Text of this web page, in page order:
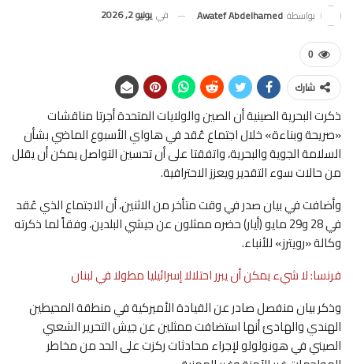
بواسطة Awatef Abdelhamed في يونيو 2, 2026
0
شارك
ذكرت البحرية الصينية أن الصين والولايات المتحدة أجرتا مناقشات
«صريحة وبناءة» خلال اجتماع عُقد في هاواي الأسبوع الماضي بشأن
السلامة الجوية والبحرية، واتفقتا على أن تحسين التواصل يمكن أن يقلل
من حالات سوء التقدير ويعزز الاحترافية.
وأضافت في بيان صدر في وقت متأخر من الاثنين، أن الاجتماع الذي عُقد
في 28 و29 مايو (أيار) حضره ممثلون عن جيشي البلدين، وفقاً لما ذكرته
وكالة «رويترز» للأنباء.
فرنسا: لا شيء يمكن أن يبرر احتلالا إسرائيليا مطولا في لبنان
وذكر بيان منفصل صادر عن القيادة الأميركية في منطقة المحيطين
الهندي والهادئ أنها استضافت ممثلين عن جيش التحرير الشعبي
الصيني في هونولولو لإجراء محادثات ركزت على الحد من مخاطر